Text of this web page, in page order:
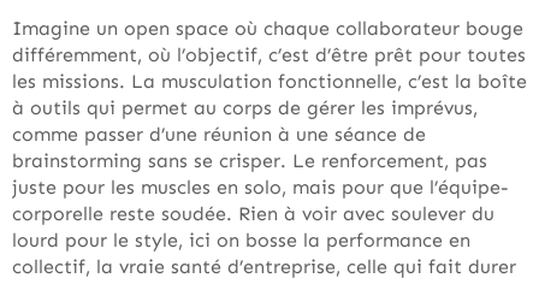
Imagine un open space où chaque collaborateur bouge
différemment, où l’objectif, c’est d’être prêt pour toutes
les missions. La musculation fonctionnelle, c’est la boîte
à outils qui permet au corps de gérer les imprévus,
comme passer d’une réunion à une séance de
brainstorming sans se crisper. Le renforcement, pas
juste pour les muscles en solo, mais pour que l’équipe-
corporelle reste soudée. Rien à voir avec soulever du
lourd pour le style, ici on bosse la performance en
collectif, la vraie santé d’entreprise, celle qui fait durer